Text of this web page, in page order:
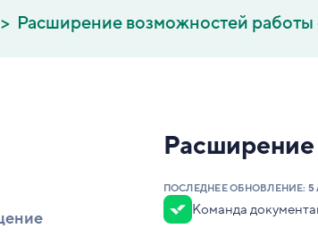
Расширение возможностей работы
ПОСЛЕДНЕЕ ОБНОВЛЕНИЕ: 5
Команда